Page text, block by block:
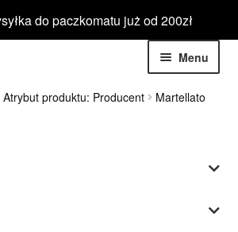
do paczkomatu już od 200zł
Menu
Rozwiń
Rozwiń
Rozwiń
Atrybut produktu: Producent Martellato